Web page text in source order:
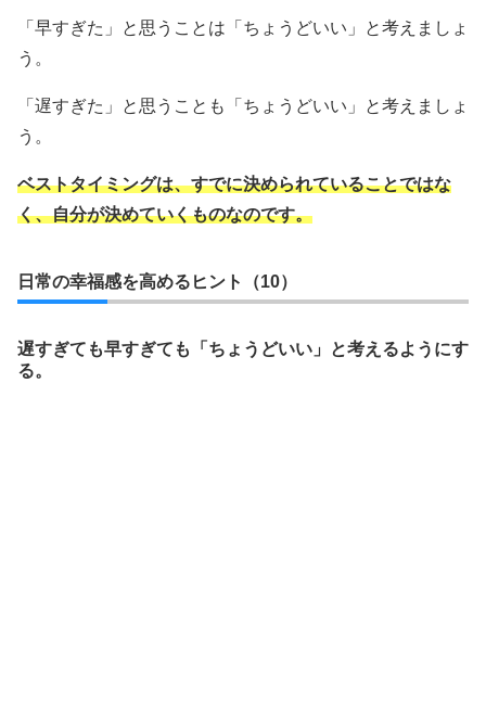
「早すぎた」と思うことは「ちょうどいい」と考えましょ
う。
「遅すぎた」と思うことも「ちょうどいい」と考えましょ
う。
ベストタイミングは、すでに決められていることではな
く、自分が決めていくものなのです。
日常の幸福感を高めるヒント（10）
遅すぎても早すぎても「ちょうどいい」と考えるようにす
る。